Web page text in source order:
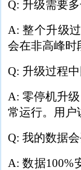
Q: 升级需要
A: 整个升级
会在非高峰时
Q: 升级过程
A: 零停机升
常运行。用户
Q: 我的数据
A: 数据100%